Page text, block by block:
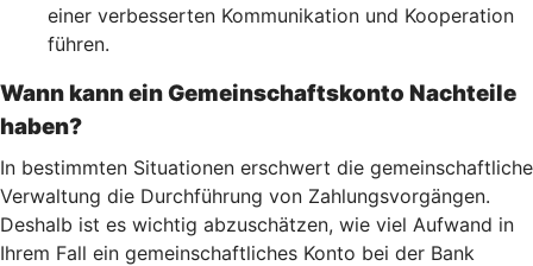
einer verbesserten Kommunikation und Kooperation
führen.
Wann kann ein Gemeinschaftskonto Nachteile
haben?
In bestimmten Situationen erschwert die gemeinschaftliche
Verwaltung die Durchführung von Zahlungsvorgängen.
Deshalb ist es wichtig abzuschätzen, wie viel Aufwand in
Ihrem Fall ein gemeinschaftliches Konto bei der Bank